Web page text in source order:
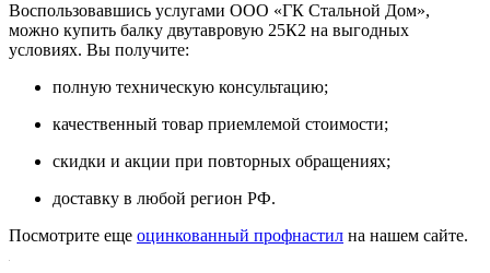
Воспользовавшись услугами ООО «ГК Стальной Дом»,
можно купить балку двутавровую 25К2 на выгодных
условиях. Вы получите:
полную техническую консультацию;
качественный товар приемлемой стоимости;
скидки и акции при повторных обращениях;
доставку в любой регион РФ.
Посмотрите еще оцинкованный профнастил на нашем сайте.